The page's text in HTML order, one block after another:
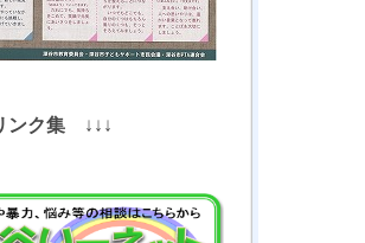
ンク集 ↓↓↓